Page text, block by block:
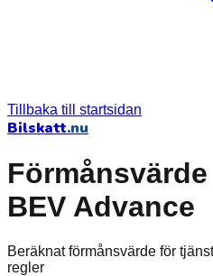
Tillbaka till startsidan
Bilskatt.nu
BEV Advance
Beräknat förmånsvärde för
regler